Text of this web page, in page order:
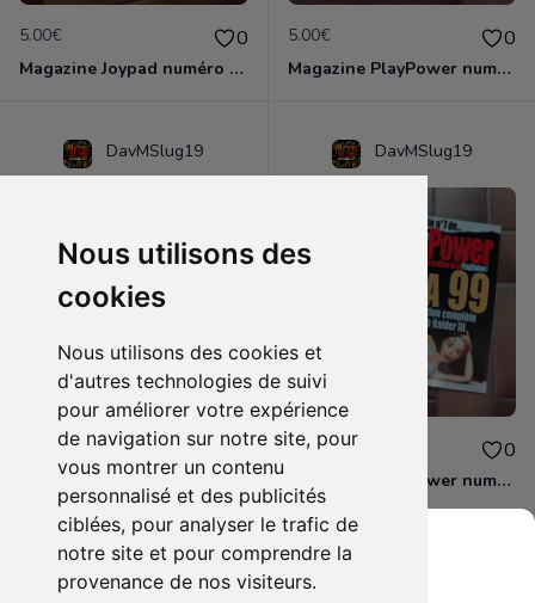
Nous utilisons des
cookies
Nous utilisons des cookies et
d'autres technologies de suivi
pour améliorer votre expérience
de navigation sur notre site, pour
vous montrer un contenu
personnalisé et des publicités
ciblées, pour analyser le trafic de
notre site et pour comprendre la
provenance de nos visiteurs.
5.00€ 0
Magazine Joypad numéro 97 + livret
5.00€ 0
Magazine PlayPower numéro 9
DavMSlug19
5.00€ 0
Magazine PlayPower numéro 5
DavMSlug19
6.00€ 0
Magazine PlayPower numéro 7